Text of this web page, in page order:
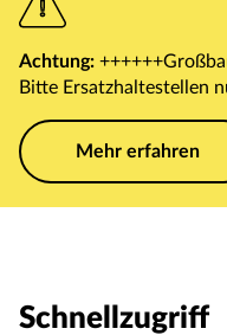
Achtung:
Bitte Ersatzhaltestellen
Mehr erfahren
Schnellzugriff